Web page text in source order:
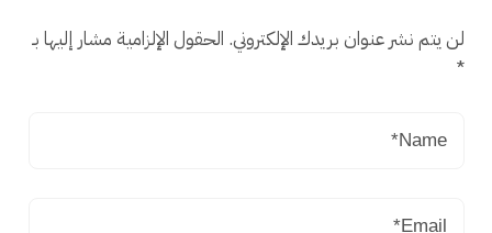
لن يتم نشر عنوان بريدك الإلكتروني. الحقول الإلزامية مشار إليها بـ
*